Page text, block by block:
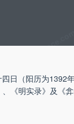
日（阳历为1392
《明实录》及《弇